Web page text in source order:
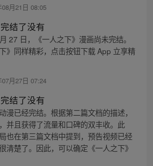
08月21日 08:05
结了没有
27 日，《一人之下》漫画尚未完结。
》同样精彩，点击按钮下载 App 立享精
07月27日 07:24
结了没有
漫已经完结。根据第二篇文档的描述，
并且获得了流量和口碑的双丰收。此
也在第三篇文档中提到，预告视频已经
清楚了。因此，可以确定《一人之下》